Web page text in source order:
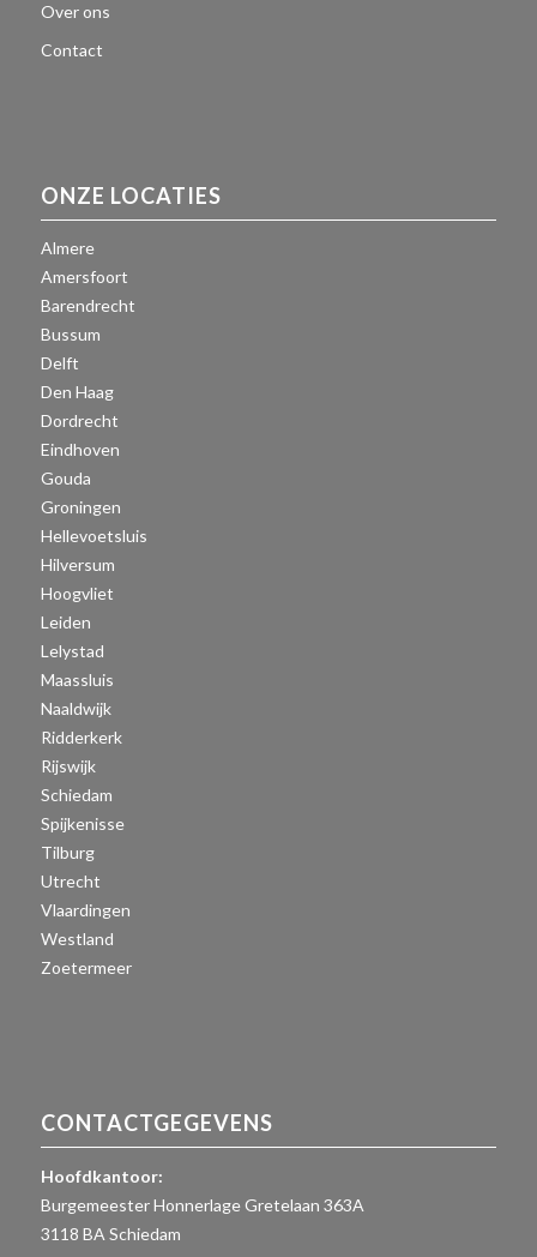
Over ons
Contact
ONZE LOCATIES
Almere
Amersfoort
Barendrecht
Bussum
Delft
Den Haag
Dordrecht
Eindhoven
Gouda
Groningen
Hellevoetsluis
Hilversum
Hoogvliet
Leiden
Lelystad
Maassluis
Naaldwijk
Ridderkerk
Rijswijk
Schiedam
Spijkenisse
Tilburg
Utrecht
Vlaardingen
Westland
Zoetermeer
CONTACTGEGEVENS
Hoofdkantoor:
Burgemeester Honnerlage Gretelaan 363A
3118 BA Schiedam